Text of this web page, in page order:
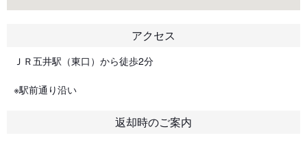
アクセス
ＪＲ五井駅（東口）から徒歩2分
※駅前通り沿い
返却時のご案内